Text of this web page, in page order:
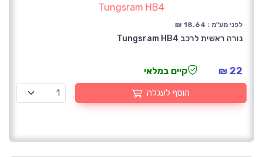
לפני מע"מ : 18.64 ₪
נורה ראשית לרכב Tungsram HB4
22 ₪ קיים במלאי
הוסף לעגלה